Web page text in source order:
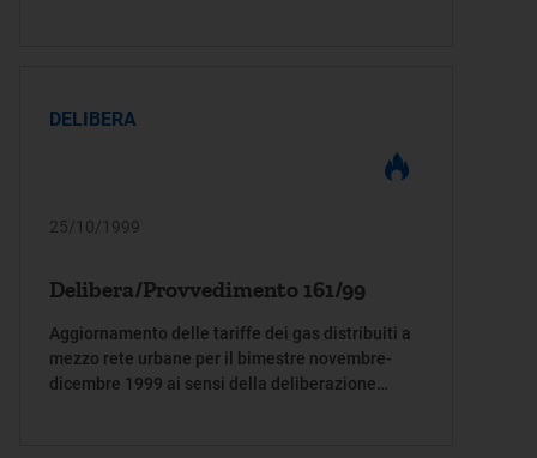
DELIBERA
25/10/1999
Delibera/Provvedimento 161/99
Aggiornamento delle tariffe dei gas distribuiti a
mezzo rete urbane per il bimestre novembre-
dicembre 1999 ai sensi della deliberazione